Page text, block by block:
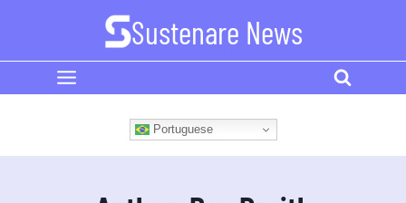
content
Sustenare News
Portuguese